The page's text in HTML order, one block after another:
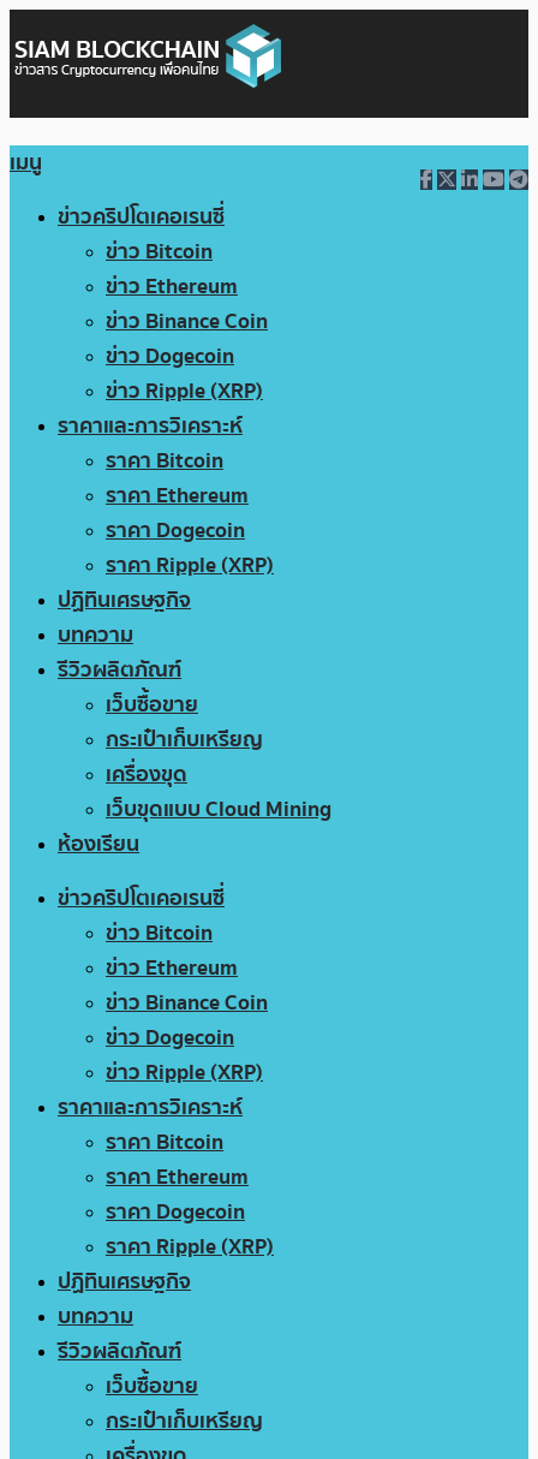
เมนู
ข่าวคริปโตเคอเรนซี่
ข่าว Bitcoin
ข่าว Ethereum
ข่าว Binance Coin
ข่าว Dogecoin
ข่าว Ripple (XRP)
ราคาและการวิเคราะห์
ราคา Bitcoin
ราคา Ethereum
ราคา Dogecoin
ราคา Ripple (XRP)
ปฏิทินเศรษฐกิจ
บทความ
รีวิวผลิตภัณฑ์
เว็บซื้อขาย
กระเป๋าเก็บเหรียญ
เครื่องขุด
เว็บขุดแบบ Cloud Mining
ห้องเรียน
ข่าวคริปโตเคอเรนซี่
ข่าว Bitcoin
ข่าว Ethereum
ข่าว Binance Coin
ข่าว Dogecoin
ข่าว Ripple (XRP)
ราคาและการวิเคราะห์
ราคา Bitcoin
ราคา Ethereum
ราคา Dogecoin
ราคา Ripple (XRP)
ปฏิทินเศรษฐกิจ
บทความ
รีวิวผลิตภัณฑ์
เว็บซื้อขาย
กระเป๋าเก็บเหรียญ